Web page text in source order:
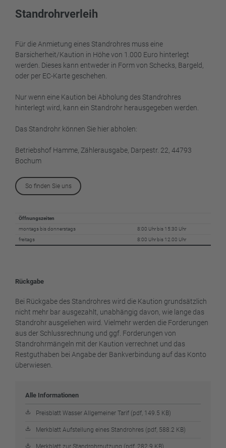
Standrohrverleih
Für die Anmietung eines Standrohres muss eine
Barsicherheit/Kaution in Höhe von 1.000 Euro hinterlegt
werden. Dieses kann entweder in Form von Schecks, Bargeld,
oder per EC-Karte geschehen.
Nur wenn eine Kaution bei Abholung des Standrohres
hinterlegt wird, kann ein Standrohr herausgegeben werden.
Das Standrohr können Sie hier abholen:
Betriebshof Hamme, Zählerausgabe, Darpestr. 22, 44793
Bochum
So finden Sie uns
Öffnungszeiten
montags bis donnerstags
8:00 Uhr bis 15:30 Uhr
freitags
8:00 Uhr bis 12.00 Uhr
Rückgabe
Bei Rückgabe des Standrohres wird die Kaution grundsätzlich
nicht mehr bar ausgezahlt, unabhängig davon, wie lange das
Standrohr ausgeliehen wird. Vielmehr werden die Forderungen
aus der Schlussrechnung und ggf. Forderungen von
Standrohrmängeln mit der Kaution verrechnet und das
Restguthaben bei Angabe der Bankverbindung auf das Konto
überwiesen.
Alle Informationen
Preisblatt Wasser Allgemeiner Tarif (pdf, 149.5 KB)
Merkblatt Aufstellung eines Standrohres (pdf, 588.2 KB)